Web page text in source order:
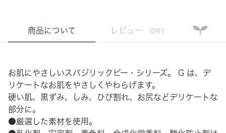
商品について レビュー （0件）
お肌にやさしいスパジリックビー・シリーズ。 G は、デ
リケートなお肌をやさしくやわらげます。
硬い肌、黒ずみ、しみ、ひび割れ、お尻などデリケートな
部分に。
●厳選した素材を使用。